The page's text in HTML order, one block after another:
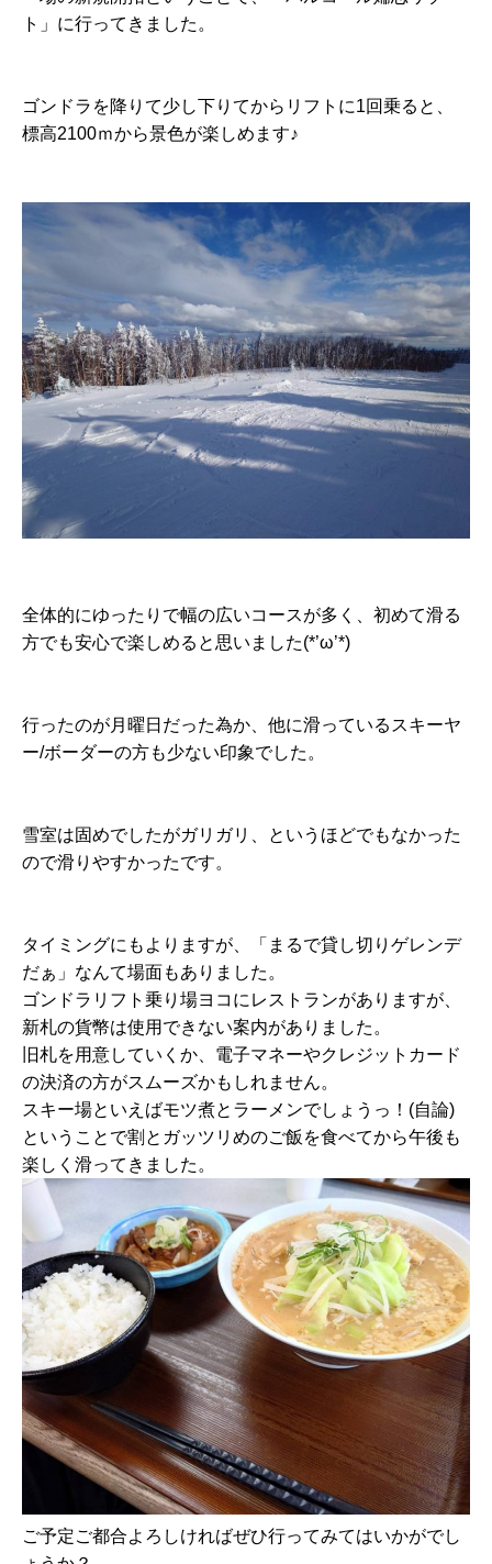
ト」に行ってきました。
ゴンドラを降りて少し下りてからリフトに1回乗ると、
標高2100ｍから景色が楽しめます♪
全体的にゆったりで幅の広いコースが多く、初めて滑る
方でも安心で楽しめると思いました(*’ω’*)
行ったのが月曜日だった為か、他に滑っているスキーヤ
ー/ボーダーの方も少ない印象でした。
雪室は固めでしたがガリガリ、というほどでもなかった
ので滑りやすかったです。
タイミングにもよりますが、「まるで貸し切りゲレンデ
だぁ」なんて場面もありました。
ゴンドラリフト乗り場ヨコにレストランがありますが、
新札の貨幣は使用できない案内がありました。
旧札を用意していくか、電子マネーやクレジットカード
の決済の方がスムーズかもしれません。
スキー場といえばモツ煮とラーメンでしょうっ！(自論)
ということで割とガッツリめのご飯を食べてから午後も
楽しく滑ってきました。
ご予定ご都合よろしければぜひ行ってみてはいかがでし